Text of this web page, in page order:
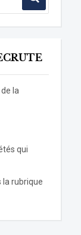
la
qui
la rubrique